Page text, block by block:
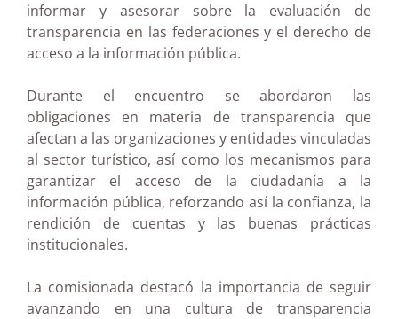
informar y asesorar sobre la evaluación de
transparencia en las federaciones y el derecho de
acceso a la información pública.
Durante el encuentro se abordaron las
obligaciones en materia de transparencia que
afectan a las organizaciones y entidades vinculadas
al sector turístico, así como los mecanismos para
garantizar el acceso de la ciudadanía a la
información pública, reforzando así la confianza, la
rendición de cuentas y las buenas prácticas
institucionales.
La comisionada destacó la importancia de seguir
avanzando en una cultura de transparencia